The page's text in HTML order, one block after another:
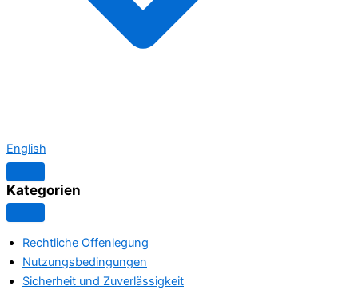
English
Kategorien
Rechtliche Offenlegung
Nutzungsbedingungen
Sicherheit und Zuverlässigkeit